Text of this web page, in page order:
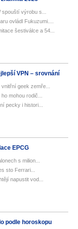
spouští výrobu s...
ovládl Fukuzumi....
šestiválce a 54...
VPN – srovnání
geek zemře...
mohou rodič...
pecky i histori...
EPCG
s milion...
sto Ferrari...
napustit vod...
podle horoskopu